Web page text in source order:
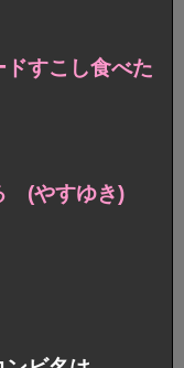
すこし食べた
(やすゆき)